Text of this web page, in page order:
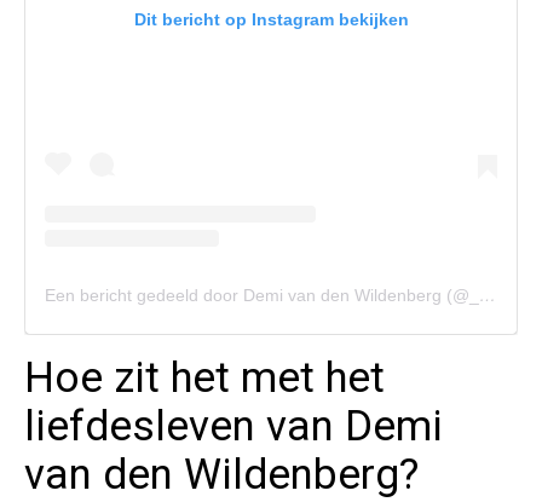
Dit bericht op Instagram bekijken
Een bericht gedeeld door Demi van den Wildenberg (@_demivdw)
Hoe zit het met het
liefdesleven van Demi
van den Wildenberg?